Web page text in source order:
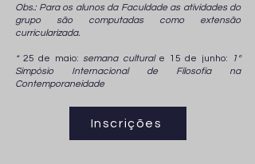
Obs.: Para os alunos da Faculdade as atividades do
grupo são computadas como extensão
curricularizada.
*25 de maio: semana culturale 15 de junho:
1º
Simpósio Internacional de Filosofia na
Contemporaneidade
Inscrições